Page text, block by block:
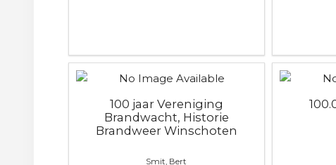
100 jaar Vereniging
Brandwacht, Historie
Brandweer Winschoten
Smit, Bert